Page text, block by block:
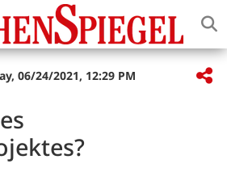
06/24/2021, 12:29 PM